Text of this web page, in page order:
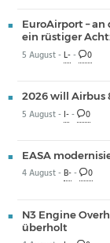
EuroAirport –
ein rüstiger
5 August -L-- 0
2026 will Airbus
5 August - I-- 0
EASA
4 August -B-- 0
N3 Engine
überholt